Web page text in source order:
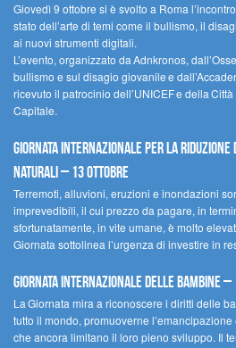
Giovedì 9 ottobre si è svolto a Roma
stato dell’arte di temi come il bullismo, il
ai nuovi strumenti digitali.
L’evento, organizzato da Adnkronos,
bullismo e sul disagio giovanile e
ricevuto il patrocinio dell’UNICEF e della
Capitale.
Giornata internazionale per la riduzione
naturali – 13 ottobre
Terremoti, alluvioni, eruzioni e inondazioni
imprevedibili, il cui prezzo da pagare, in
sfortunatamente, in vite umane, è molto
Giornata sottolinea l’urgenza di investire in
Giornata internazionale delle bambine –
La Giornata mira a riconoscere i diritti delle
tutto il mondo, promuoverne
che ancora limitano il loro pieno sviluppo. Il